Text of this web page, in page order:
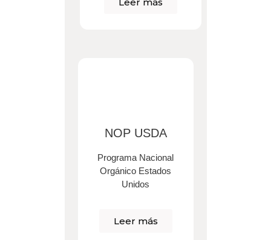
NOP USDA
Programa Nacional
Orgánico Estados
Unidos
Leer más